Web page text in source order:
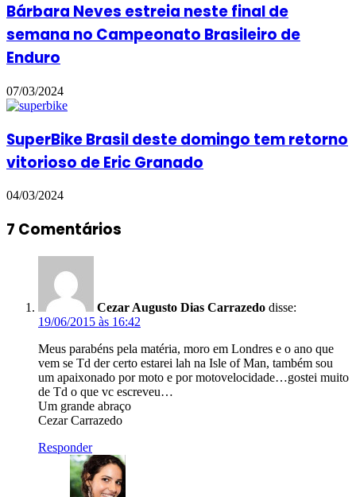
Bárbara Neves estreia neste final de
semana no Campeonato Brasileiro de
Enduro
07/03/2024
SuperBike Brasil deste domingo tem retorno
vitorioso de Eric Granado
04/03/2024
7 Comentários
Cezar Augusto Dias Carrazedo disse:
19/06/2015 às 16:42
Meus parabéns pela matéria, moro em Londres e o ano que
vem se Td der certo estarei lah na Isle of Man, também sou
um apaixonado por moto e por motovelocidade…gostei muito
de Td o que vc escreveu…
Um grande abraço
Cezar Carrazedo
Responder